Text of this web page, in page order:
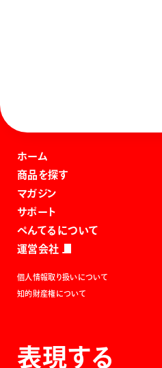
ホーム
商品を探す
マガジン
サポート
ぺんてるについて
運営会社
個人情報取り扱いについて
知的財産権について
表現する